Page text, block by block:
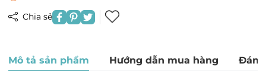
Times City - 458 P. Minh Khai, Phường Vĩnh
Tuy, Hà Nội
Royal City - 72A Đường Nguyễn Trãi, Phường
Thượng Đình, Hà Nội
Chia sẻ
Mô tả sản phẩm Hướng dẫn mua hàng